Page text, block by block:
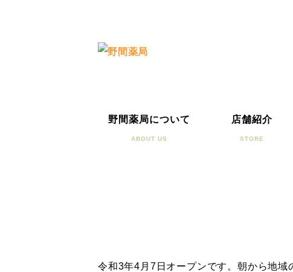
野間薬局について
ABOUT US
店舗紹介
STORE
令和3年4月7日オープンです。朝から地